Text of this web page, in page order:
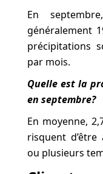
En
généralement
précipitations
par mois.
Quelle est la
en septembre?
En moyenne,
risquent d’être
ou plusieurs